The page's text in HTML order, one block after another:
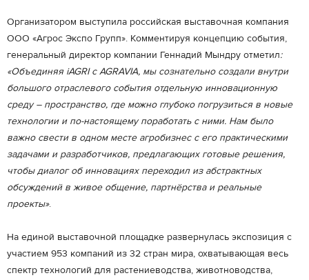
Организатором выступила российская выставочная компания
ООО «Агрос Экспо Групп». Комментируя концепцию события,
генеральный директор компании Геннадий Мындру отметил:
«Объединяя iAGRI с AGRAVIA, мы сознательно создали внутри
большого отраслевого события отдельную инновационную
среду – пространство, где можно глубоко погрузиться в новые
технологии и по-настоящему поработать с ними. Нам было
важно свести в одном месте агробизнес с его практическими
задачами и разработчиков, предлагающих готовые решения,
чтобы диалог об инновациях переходил из абстрактных
обсуждений в живое общение, партнёрства и реальные
проекты».
На единой выставочной площадке развернулась экспозиция с
участием 953 компаний из 32 стран мира, охватывающая весь
спектр технологий для растениеводства, животноводства,